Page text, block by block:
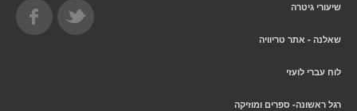
שיעורי גיטרה
שאלנה - אתר טריוויה
לוח עברי לועזי
רגל ראשונה- ספרים ומוזיקה